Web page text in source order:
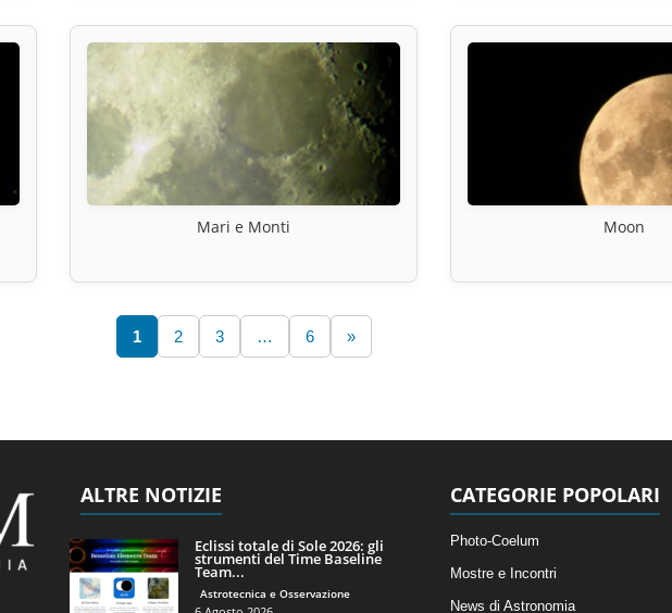
Mari e Monti Moon
1 2 3 … 6 »
ALTRE NOTIZIE
Eclissi totale di Sole 2026: gli
strumenti del Time Baseline
Team...
Astrotecnica e Osservazione
CATEGORIE POPOLARI
Photo-Coelum
Mostre e Incontri
News di Astronomia